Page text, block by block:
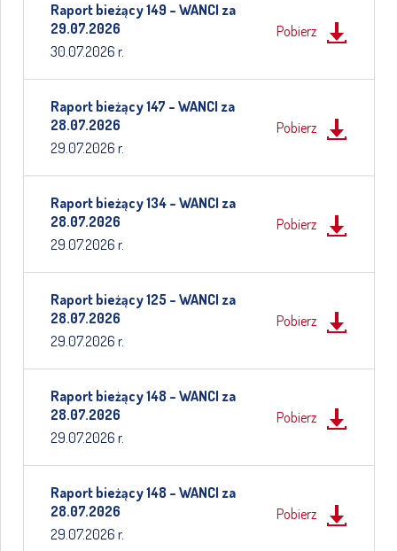
Raport bieżący 149 – WANCI za
29.07.2026
30.07.2026 r.
Pobierz
Raport bieżący 147 – WANCI za
28.07.2026
29.07.2026 r.
Pobierz
Raport bieżący 134 – WANCI za
28.07.2026
29.07.2026 r.
Pobierz
Raport bieżący 125 – WANCI za
28.07.2026
29.07.2026 r.
Pobierz
Raport bieżący 148 – WANCI za
28.07.2026
29.07.2026 r.
Pobierz
Raport bieżący 148 – WANCI za
28.07.2026
29.07.2026 r.
Pobierz